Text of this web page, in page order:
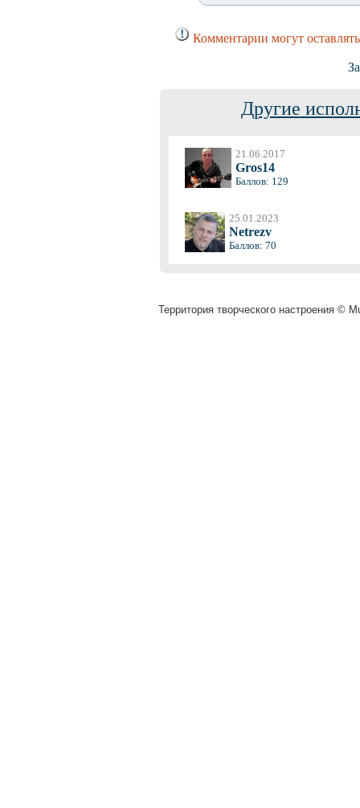
Комментарии могут
Другие
21.06.2017
Gros14
Баллов: 129
25.01.2023
Netrezv
Баллов: 70
Территория творческого настроения ©